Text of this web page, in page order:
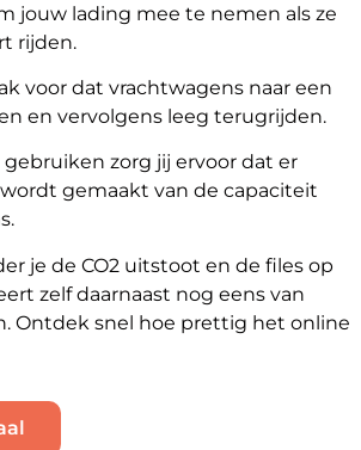
jouw lading mee te nemen als ze
rijden.
voor dat vrachtwagens naar een
en vervolgens leeg terugrijden.
zorg jij ervoor dat er
gemaakt van de capaciteit
je de CO2 uitstoot en de files op
zelf daarnaast nog eens van
Ontdek snel hoe prettig het online